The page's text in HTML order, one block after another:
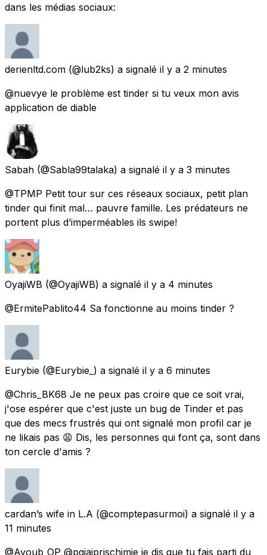
dans les médias sociaux:
derienltd.com (@lub2ks) a signalé il y a 2 minutes
@nuevye le problème est tinder si tu veux mon avis
application de diable
Sabah (@Sabla99talaka) a signalé il y a 3 minutes
@TPMP Petit tour sur ces réseaux sociaux, petit plan
tinder qui finit mal… pauvre famille. Les prédateurs ne
portent plus d’imperméables ils swipe!
OyajiWB (@OyajiWB) a signalé il y a 4 minutes
@ErmitePablito44 Sa fonctionne au moins tinder ?
Eurybie (@Eurybie_) a signalé il y a 6 minutes
@Chris_BK68 Je ne peux pas croire que ce soit vrai,
j'ose espérer que c'est juste un bug de Tinder et pas
que des mecs frustrés qui ont signalé mon profil car je
ne likais pas 😩 Dis, les personnes qui font ça, sont dans
ton cercle d'amis ?
cardan’s wife in L.A (@comptepasurmoi) a signalé il y a
11 minutes
@Ayoub_OP @pqjaiprischimie je dis que tu fais parti du